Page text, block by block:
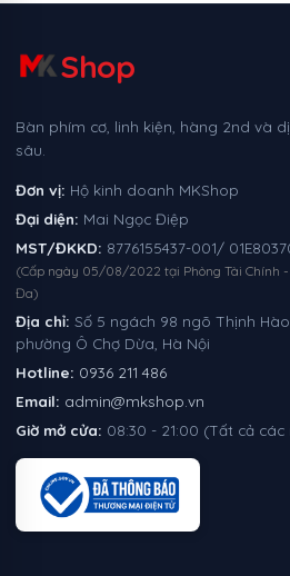
Shop
Bàn phím cơ, linh kiện, hàng 2nd và
sâu.
Đơn vị: Hộ kinh doanh MKShop
Đại diện: Mai Ngọc Điệp
MST/ĐKKD: 8776155437-001/
(Cấp ngày 05/08/2022 tại Phòng Tài Chính
Đa)
Địa chỉ: Số 5 ngách 98 ngõ Thịnh
phường Ô Chợ Dừa, Hà Nội
Hotline: 0936 211 486
Email: admin@mkshop.vn
Giờ mở cửa: 08:30 - 21:00 (Tất cả